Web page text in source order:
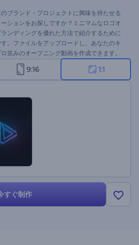
ブランド・プロジェクトに興味を持たせる
ションをお探しですか？ミニマムなロゴオ
ンディングを優れた方法で紹介するために
。ファイルをアップロードし、あなたのキ
並みのオープニング動画を作成できます。
デオ、会社紹介動画、プレゼンテーショ
コマーシャル、およびより多くのプロジェ
。ミニマムなロゴオープニング動画を手に
だけです!
9:16 1:1
すぐ制作